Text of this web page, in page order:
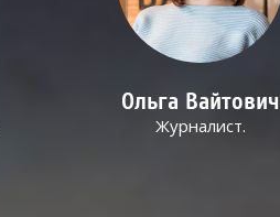
Ольга Вайтович
Журналист.